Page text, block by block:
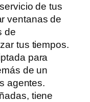
de tus
ventanas de
de
tus tiempos.
para
de un
agentes.
tiene